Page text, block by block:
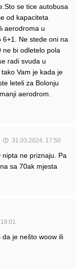
se tice autobusa
od kapaciteta
aerodroma u
Ne stede oni na
bi odletelo pola
radi svuda u
Vam je kada je
leteli za Bolonju
aerodrom.
31.03.2024. 17:50
ne priznaju. Pa
sa 70ak mjesta
da je nešto woow ili